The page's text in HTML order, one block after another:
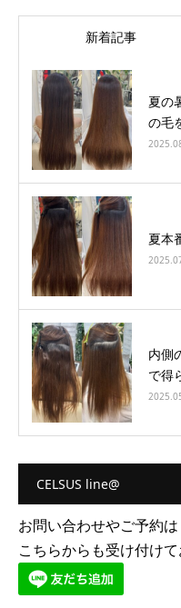
新着記事
夏の
の毛
夏本
内側
で得
CELSUS line@
お問い合わせやご予約は
こちらからも受け付け
tel